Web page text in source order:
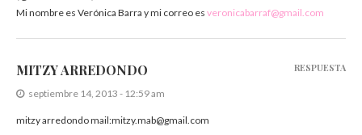
Mi nombre es Verónica Barra y mi correo es veronicabarraf@gmail.com
MITZY ARREDONDO
septiembre 14, 2013 - 12:59 am
mitzy arredondo mail:mitzy.mab@gmail.com
RESPUESTA